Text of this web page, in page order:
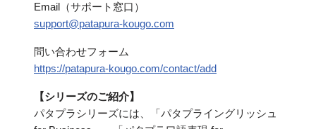
Email（サポート窓口）
support@patapura-kougo.com
問い合わせフォーム
https://patapura-kougo.com/contact/add
【シリーズのご紹介】
パタプラシリーズには、「パタプライングリッシュ